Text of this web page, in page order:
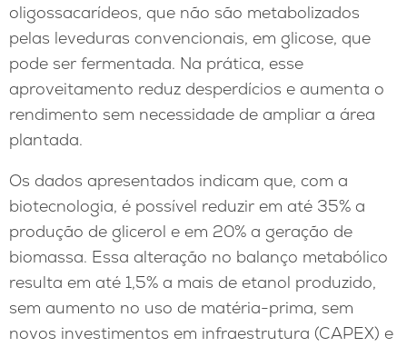
oligossacarídeos, que não são metabolizados
pelas leveduras convencionais, em glicose, que
pode ser fermentada. Na prática, esse
aproveitamento reduz desperdícios e aumenta o
rendimento sem necessidade de ampliar a área
plantada.
Os dados apresentados indicam que, com a
biotecnologia, é possível reduzir em até 35% a
produção de glicerol e em 20% a geração de
biomassa. Essa alteração no balanço metabólico
resulta em até 1,5% a mais de etanol produzido,
sem aumento no uso de matéria-prima, sem
novos investimentos em infraestrutura (CAPEX) e